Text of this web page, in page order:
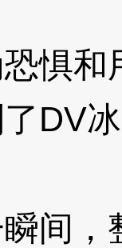
和
DV
，